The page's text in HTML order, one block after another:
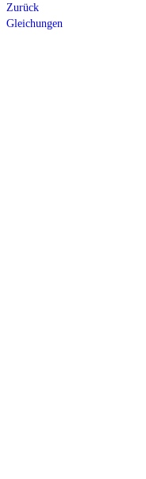
Zurück
Gleichungen